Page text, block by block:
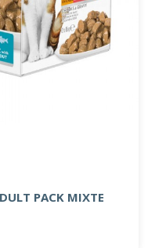
PACK MIXTE